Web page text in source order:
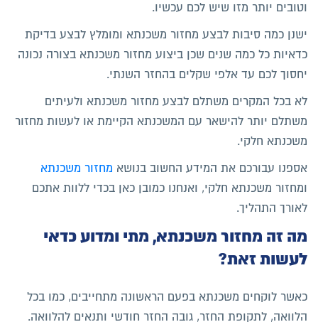
וטובים יותר מזו שיש לכם עכשיו.
ישנן כמה סיבות לבצע מחזור משכנתא ומומלץ לבצע בדיקת
כדאיות כל כמה שנים שכן ביצוע מחזור משכנתא בצורה נכונה
יחסוך לכם עד אלפי שקלים בהחזר השנתי.
לא בכל המקרים משתלם לבצע מחזור משכנתא ולעיתים
משתלם יותר להישאר עם המשכנתא הקיימת או לעשות מחזור
משכנתא חלקי.
אספנו עבורכם את המידע החשוב בנושא מחזור משכנתא
ומחזור משכנתא חלקי, ואנחנו כמובן כאן בכדי ללוות אתכם
לאורך התהליך.
מה זה מחזור משכנתא, מתי ומדוע כדאי
לעשות זאת?
כאשר לוקחים משכנתא בפעם הראשונה מתחייבים, כמו בכל
הלוואה, לתקופת החזר, גובה החזר חודשי ותנאים להלוואה.